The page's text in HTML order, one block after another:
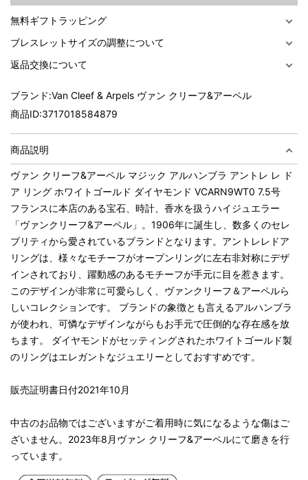
無料ギフトラッピング
ブレスレットサイズの調整について
返品交換について
ブランド:Van Cleef & Arpels ヴァン クリーフ&アーペル
商品ID:3717018584879
商品説明
ヴァン クリーフ&アーペル マジック アルハンブラ アントレ レ ド
ア リング ホワイトゴールド ダイヤモンド VCARN9WT0 7.5号
フランスに本店のある宝石、時計、香水を扱うハイジュエラー
「ヴァンクリーフ&アーペル」。1906年に誕生し、数多くのセレ
ブリティから愛されているブランドとなります。アントレレドア
リングは、様々なモチーフがオープンリングに左右非対称にデザ
インされており、躍動感のあるモチーフが手元に目を惹きます。
このデザインが非常に可愛らしく、ヴァンクリーフ＆アーペルら
しいコレクションです。 ブランドの象徴とも言えるアルハンブラ
が使われ、可憐なデザインながらもお手元で圧倒的な存在感を放
ちます。 ダイヤモンドがセッティングされたホワイトゴールド製
のリングはエレガントなジュエリーとしておすすめです。
販売証明書日付2021年10月
中古のお品物ではございますがご着用時に気になるような傷はご
ざいません。2023年8月ヴァン クリーフ&アーペルにて磨きを行
っています。